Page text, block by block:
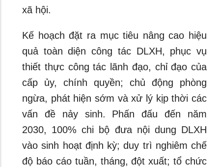
xã hội.
Kế hoạch đặt ra mục tiêu nâng cao hiệu
quả toàn diện công tác DLXH, phục vụ
thiết thực công tác lãnh đạo, chỉ đạo của
cấp ủy, chính quyền; chủ động phòng
ngừa, phát hiện sớm và xử lý kịp thời các
vấn đề nảy sinh. Phấn đấu đến năm
2030, 100% chi bộ đưa nội dung DLXH
vào sinh hoạt định kỳ; duy trì nghiêm chế
độ báo cáo tuần, tháng, đột xuất; tổ chức